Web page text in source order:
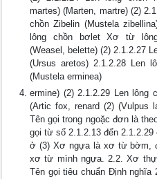
martes) (Marten, martre) (2)
chồn Zibelin (Mustela
lông chồn bơlet Xơ từ
(Weasel, belette) (2) 2.1.2.27
(Ursus aretos) 2.1.2.28 Len
(Mustela erminea)
ermine) (2) 2.1.2.29 Len
(Artic fox, renard (2) (Vulpus
Tên gọi trong ngoặc đơn là
gọi từ số 2.1.2.13 đến
ở (3) Xơ ngựa là xơ từ bờm,
xơ từ mình ngựa. 2.2. Xơ
Tên gọi tiêu chuẩn Định